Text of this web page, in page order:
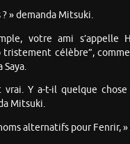
? » demanda Mitsuki.
votre ami s’appelle
célèbre”, comme
Saya.
vrai. Y a-t-il quelque
Mitsuki.
alternatifs pour Fenrir, »